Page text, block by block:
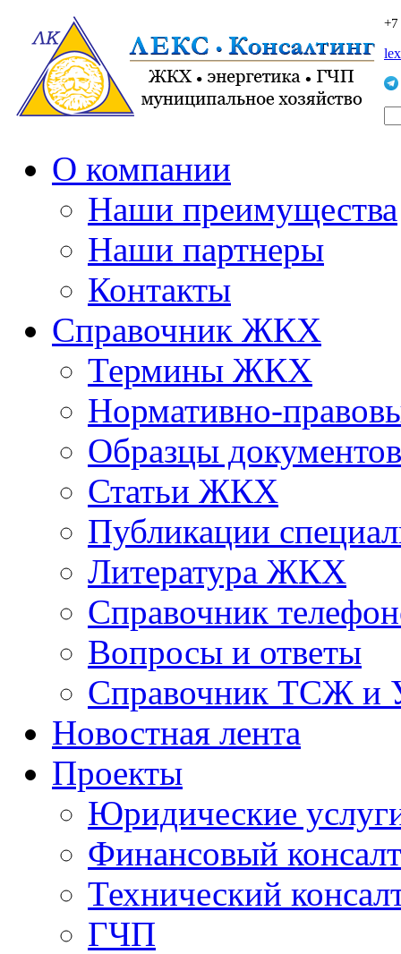
О компании
Наши преимущества
Наши партнеры
Контакты
Справочник ЖКХ
Термины ЖКХ
Нормативно-
Образцы документов
Статьи ЖКХ
Публикации
Литература ЖКХ
Справочник
Вопросы и ответы
Справочник ТСЖ и
Новостная лента
Проекты
Юридические
Финансовый
Технический
ГЧП